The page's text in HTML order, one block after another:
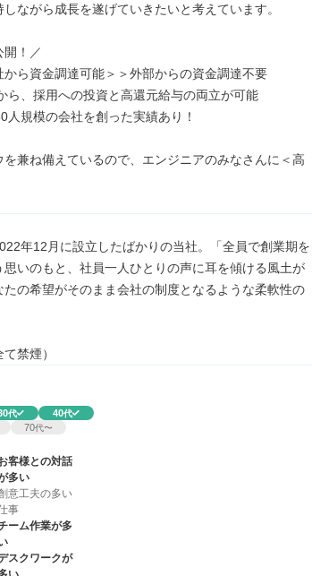
ながら成長を遂げていきたいと考えています。
開！／
から資金調達可能＞＞外部からの資金調達不要
人規模の会社を創った実績あり！
兼ね備えているので、エンジニアのみなさんに＜高
年12月に設立したばかりの当社。「全員で創業期を
いのもと、社員一人ひとりの声に耳を傾ける風土が
の希望がそのまま会社の制度となるような柔軟性の
禁煙）
代 40代
70代〜
客様との対話
多い
意工夫の多い
事
ーム作業が多
スクワークが